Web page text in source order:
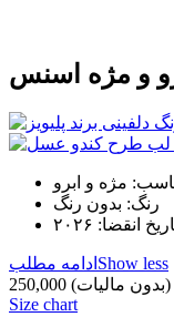
و مژه اسنس
مژه و ابرو
رنگ: بدون رنگ
انقضا: ۲۰۲۶
ادامه مطلب Show less
(بدون مالیات)
Size chart